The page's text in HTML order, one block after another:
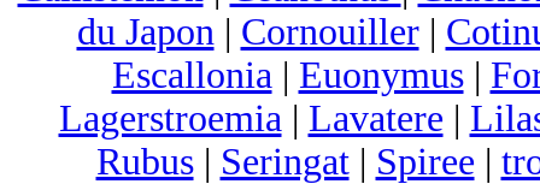
du Japon| Cornouiller|
Escallonia| Euonymus|
Lagerstroemia| Lavatere |
Rubus| Seringat| Spiree |